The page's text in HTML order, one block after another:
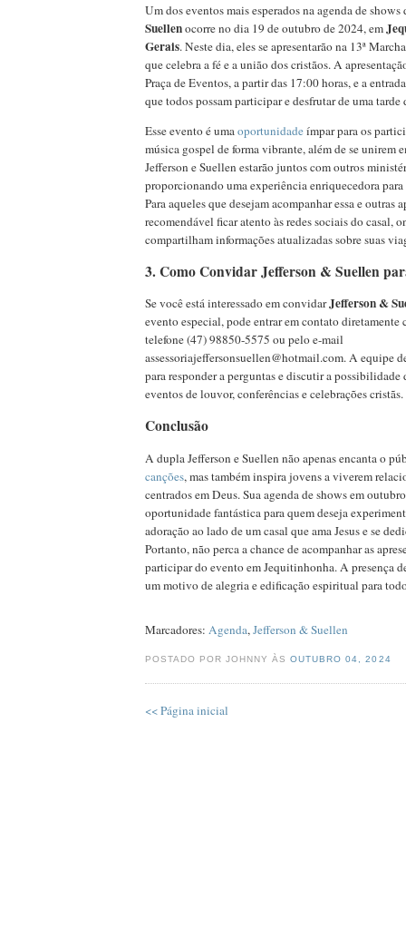
Um dos eventos mais esperados na agenda de shows
Suellenocorre no dia 19 de outubro de 2024, em
Gerais. Neste dia, eles se apresentarão na 13ª
que celebra a fé e a união dos cristãos. A
Praça de Eventos, a partir das 17:00 horas, e a
que todos possam participar e desfrutar de uma
Esse evento é umaoportunidadeímpar para os
música gospel de forma vibrante, além de se unirem
Jefferson e Suellen estarão juntos com outros
proporcionando uma experiência enriquecedora para
Para aqueles que desejam acompanhar essa e outras
recomendável ficar atento às redes sociais do casal,
compartilham informações atualizadas sobre suas
3. Como Convidar Jefferson & Suellen
Se você está interessado em convidarJefferson &
evento especial, pode entrar em contato diretamente
telefone (47) 98850-5575 ou pelo e-mail
assessoriajeffersonsuellen@hotmail.com. A equipe
para responder a perguntas e discutir a possibilidade
eventos de louvor, conferências e celebrações cristãs.
Conclusão
A dupla Jefferson e Suellen não apenas encanta o
canções, mas também inspira jovens a viverem
centrados em Deus. Sua agenda de shows em
oportunidade fantástica para quem deseja
adoração ao lado de um casal que ama Jesus e se
Portanto, não perca a chance de acompanhar as
participar do evento em Jequitinhonha. A presença
um motivo de alegria e edificação espiritual para
Marcadores: Agenda,Jefferson & Suellen
POSTADO POR JOHNNY ÀSOUTUBRO 04, 2024
<< Página inicial